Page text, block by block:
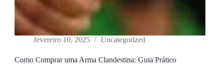
fevereiro 10, 2025 Uncategorized
Como Comprar uma Arma Clandestina: Guia Prático